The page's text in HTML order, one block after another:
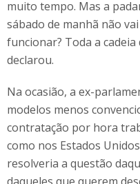
muito tempo. Mas a
sábado de manhã não
funcionar? Toda a cadeia
declarou.
Na ocasião, a ex-
modelos menos
contratação por hora
como nos Estados
resolveria a questão